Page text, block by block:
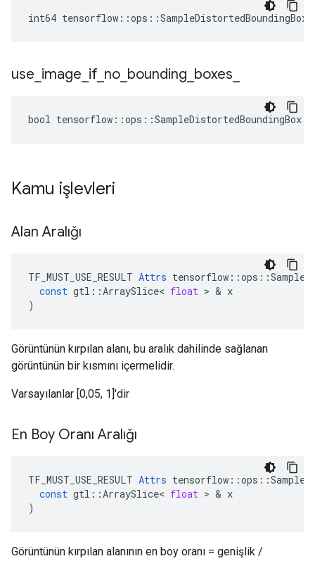
int64
use image if no bounding boxes
bool
Kamu işlevleri
Alan Aralığı
TF_MUST_USE_RESULT Attrs tensorflow ::ops ::
const gtl ::ArraySlice< float > & x
)
Görüntünün kırpılan alanı, bu aralık dahilinde sağlanan
görüntünün bir kısmını içermelidir.
Varsayılanlar [0,05, 1]'dir
En Boy Oranı Aralığı
TF_MUST_USE_RESULT Attrs tensorflow ::ops ::
const gtl ::ArraySlice< float > & x
)
Görüntünün kırpılan alanının en boy oranı = genişlik /